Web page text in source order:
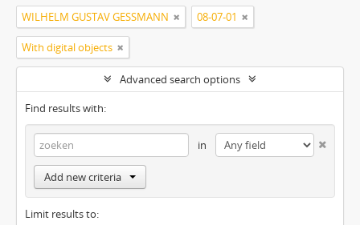
WILHELM GUSTAV GESSMANN 08-07-01
With digital objects
Advanced search options
Find results with:
in
Add new criteria
Limit results to: